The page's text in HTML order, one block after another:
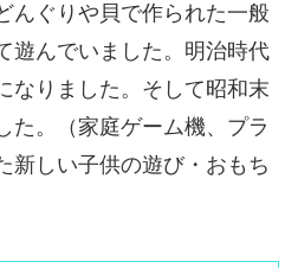
んぐりや貝で作られた一般
遊んでいました。明治時代
なりました。そして昭和末
た。（家庭ゲーム機、プラ
新しい子供の遊び・おもち